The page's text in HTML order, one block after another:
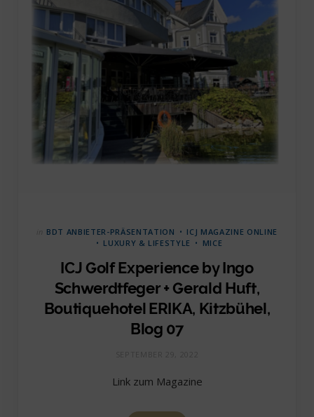
BDT ANBIETER-PRÄSENTATION
ICJ MAGAZINE ONLINE
LUXURY & LIFESTYLE
MICE
ICJ Golf Experience by Ingo
Schwerdtfeger + Gerald Huft,
Boutiquehotel ERIKA, Kitzbühel,
Blog 07
Link zum Magazine